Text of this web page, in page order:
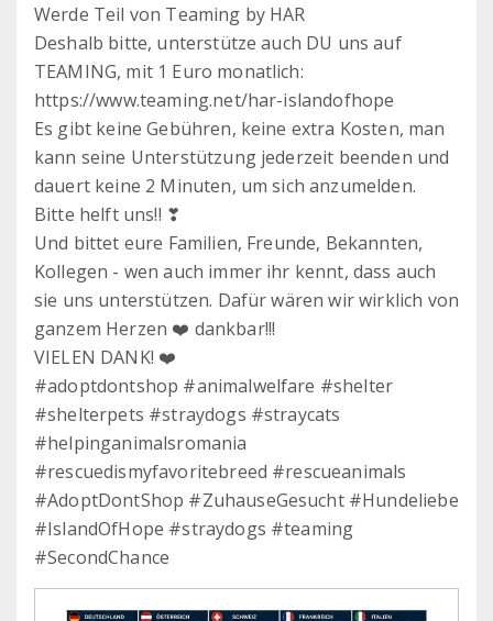
Werde Teil von Teaming by HAR
Deshalb bitte, unterstütze auch DU uns auf
TEAMING, mit 1 Euro monatlich:
https://www.teaming.net/har-islandofhope
Es gibt keine Gebühren, keine extra Kosten, man
kann seine Unterstützung jederzeit beenden und
dauert keine 2 Minuten, um sich anzumelden.
Bitte helft uns!! ❣
Und bittet eure Familien, Freunde, Bekannten,
Kollegen - wen auch immer ihr kennt, dass auch
sie uns unterstützen. Dafür wären wir wirklich von
ganzem Herzen ❤️ dankbar!!!
VIELEN DANK! ❤️
#adoptdontshop #animalwelfare #shelter
#shelterpets #straydogs #straycats
#helpinganimalsromania
#rescuedismyfavoritebreed #rescueanimals
#AdoptDontShop #ZuhauseGesucht #Hundeliebe
#IslandOfHope #straydogs #teaming
#SecondChance